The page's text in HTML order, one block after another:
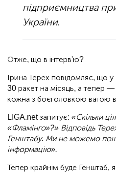
підприємництва
України.
Отже, що в інтерв'ю?
Ірина Терех повідомляє, що
30 ракет на місяць, а тепер —
кожна з боєголовкою вагою
LIGA.net запитує: «Скільки
«Фламінго»?» Відповідь
Генштабу. Ми не можемо
інформацію».
Тепер крайнім буде Генштаб,